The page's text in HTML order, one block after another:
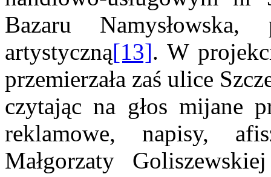
Bazaru
artystyczną[13]. W
przemierzała zaś ulice
czytając na głos mijane
reklamowe, napisy,
Małgorzaty